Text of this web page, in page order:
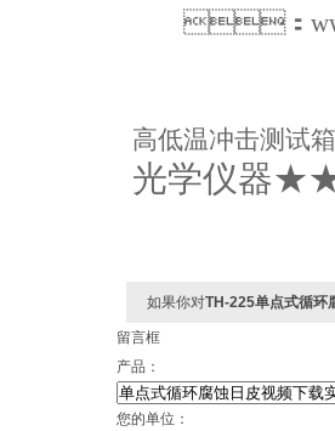
：
高低温冲击测试
光学仪器
如果你对TH-225单点式循环
留言框
产品：
您的单位：